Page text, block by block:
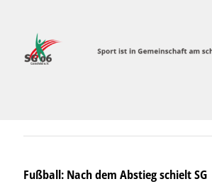
Fußball: Nach dem Abstieg schielt SG